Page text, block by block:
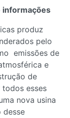
informações
produz
pelo
emissões de
e
de
esses
nova usina
desse